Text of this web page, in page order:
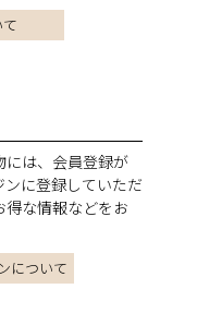
には、会員登録が
に登録していただ
得な情報などをお
について